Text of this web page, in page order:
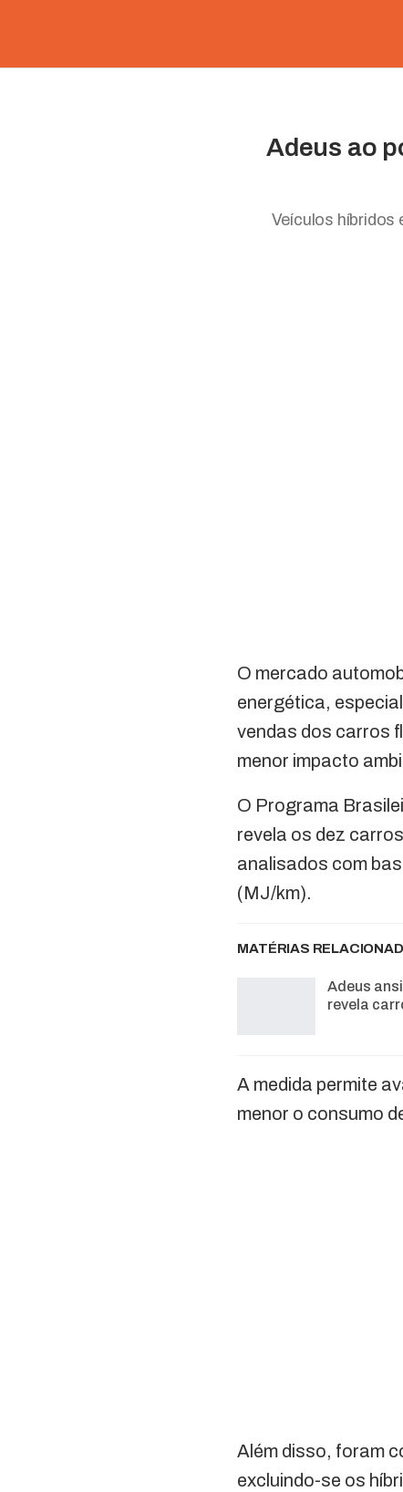
Adeus ao
Veículos híbridos
O mercado
energética,
vendas dos carros
menor impacto
O Programa
revela os dez
analisados com
(MJ/km).
MATÉRIAS
Adeus
revela
A medida permite
menor o consumo
Além disso, foram
excluindo-se os